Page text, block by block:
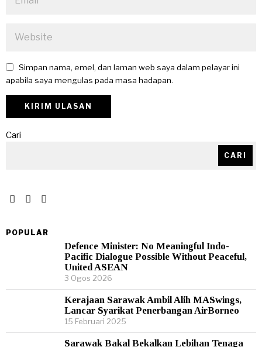
Simpan nama, emel, dan laman web saya dalam pelayar ini
apabila saya mengulas pada masa hadapan.
Cari
CARI
POPULAR
Defence Minister: No Meaningful Indo-
Pacific Dialogue Possible Without Peaceful,
United ASEAN
3 Ogos 2026
Kerajaan Sarawak Ambil Alih MASwings,
Lancar Syarikat Penerbangan AirBorneo
15 Februari 2025
Sarawak Bakal Bekalkan Lebihan Tenaga